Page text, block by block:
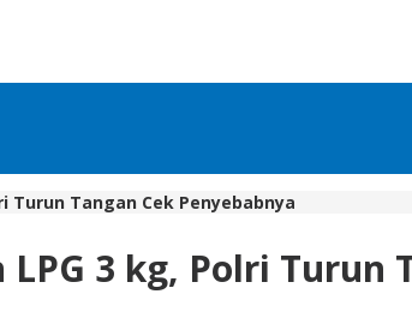
Turun Tangan Cek Penyebabnya
3 kg, Polri Turun